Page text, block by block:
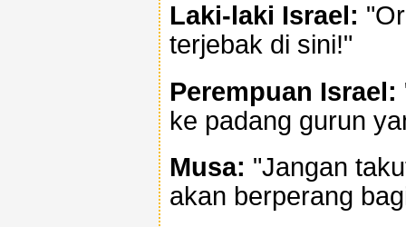
Laki-laki Israel:
terjebak di sini!"
Perempuan Israel:
ke padang gurun
Musa: "Jangan
akan berperang